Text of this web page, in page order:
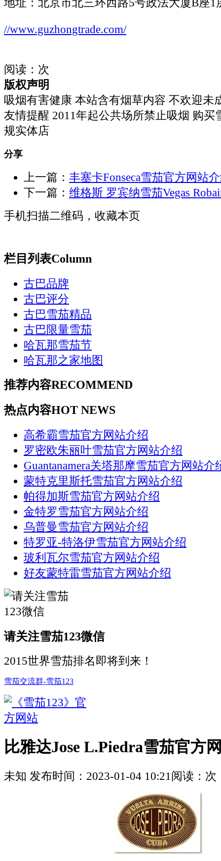
地址：北京市北三环西路5号政法大厦B座1
//www.guzhongtrade.com/
阅读： 次
版权声明
吸烟有害健康 本站含有烟草内容 不欢迎未
友情提醒 2011年起公共场所禁止吸烟 购买
规实体店
分享
上一篇： 丰塞卡Fonseca雪茄官方网站
下一篇： 维格斯 罗宾纳雪茄Vegas
手机扫描二维码，收藏本页
栏目列表Column
古巴品牌
古巴评分
古巴雪茄精品
古巴限量雪茄
哈瓦那雪茄节
哈瓦那之家地图
推荐内容RECOMMEND
热点内容HOT NEWS
高希霸雪茄官方网站介绍
罗密欧朱丽叶雪茄官方网站介绍
Guantanamera关塔那摩雪茄官方网站介
蒙特克里斯托雪茄官方网站介绍
帕得加斯雪茄官方网站介绍
金特罗雪茄官方网站介绍
乌普曼雪茄官方网站介绍
特罗亚-特洛伊雪茄官方网站介绍
玻利瓦尔雪茄官方网站介绍
好友蒙特雷雪茄官方网站介绍
请关注雪茄123微信
2015世界雪茄排名即将到来！
雪茄交流群-雪茄123
比雅达Jose L.Piedra雪茄官方
未知 发布时间： 2023-01-04 10:21阅读： 次